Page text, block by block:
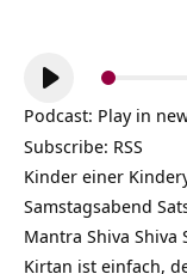
Audio-
Player
Podcast: Play in
Subscribe: RSS
Kinder einer
Samstagsabend
Mantra Shiva Shiva
Kirtan ist einfach,